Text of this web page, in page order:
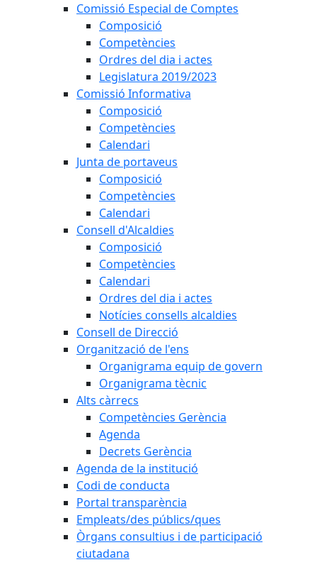
Comissió Especial de Comptes
Composició
Competències
Ordres del dia i actes
Legislatura 2019/2023
Comissió Informativa
Composició
Competències
Calendari
Junta de portaveus
Composició
Competències
Calendari
Consell d'Alcaldies
Composició
Competències
Calendari
Ordres del dia i actes
Notícies consells alcaldies
Consell de Direcció
Organització de l'ens
Organigrama equip de govern
Organigrama tècnic
Alts càrrecs
Competències Gerència
Agenda
Decrets Gerència
Agenda de la institució
Codi de conducta
Portal transparència
Empleats/des públics/ques
Òrgans consultius i de participació
ciutadana